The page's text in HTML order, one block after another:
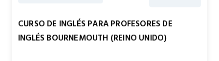
CURSO DE INGLÉS PARA PROFESORES DE
INGLÉS BOURNEMOUTH (REINO UNIDO)